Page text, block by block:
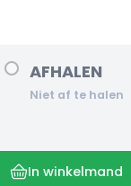
AFHALEN
Niet af te halen
In winkelmand